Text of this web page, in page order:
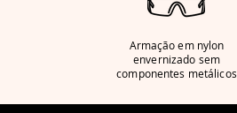
Armação em nylon
envernizado sem
componentes metálicos